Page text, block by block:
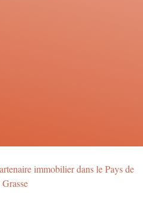
immobilier dans le Pays de
Grasse